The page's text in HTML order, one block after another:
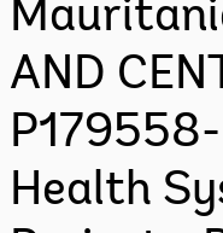
AND
Health